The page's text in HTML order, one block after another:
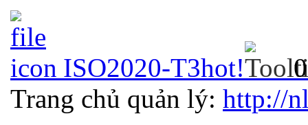
ISO2020-T3hot!
Trang chủ quản lý: http://